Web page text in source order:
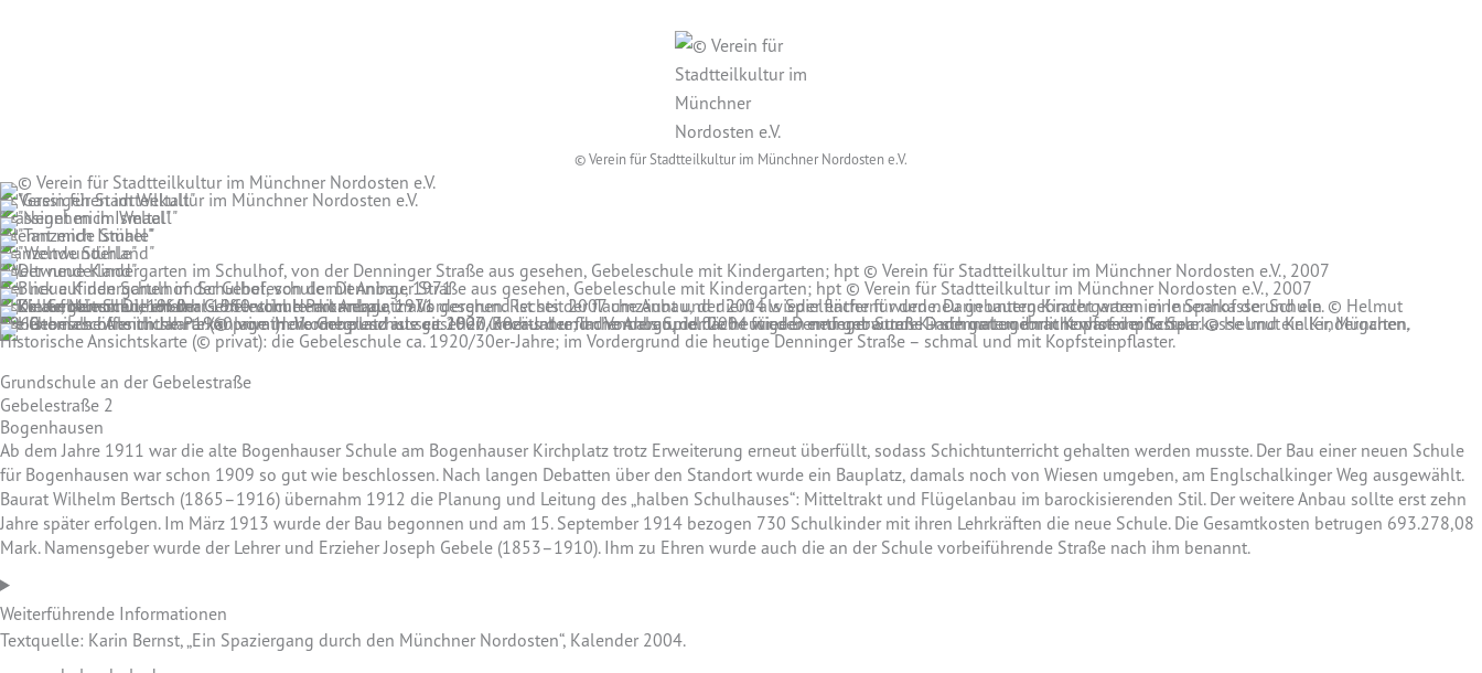
© Verein für Stadtteilkultur im Münchner Nordosten e.V.
© Verein für Stadtteilkultur im Münchner Nordosten e.V.
"Gassigehen im Weltall"
"Nennt mich Ismael"
"Tanzende Stühle"
"Weltwunderland"
Der neue Kindergarten im Schulhof, von der Denninger Straße aus gesehen, Gebeleschule mit Kindergarten; hpt © Verein für Stadtteilkultur im Münchner Nordosten e.V., 2007
Blick auf den Schulhof der Gebeleschule mit Anbau, 1971
Die Gebeleschule im Jahr 1960 vom Herkomerplatz aus gesehen. Rechts der flache Anbau, der 2004 wieder entfernt wurde. Darin untergebracht waren eine Sparkasse und ein Kindergarten. Die ehemals öffentliche Parkanlage im Vordergrund ist seit 2007 umzäunt und dient als Spielfläche für den neu gebauten Kindergarten im Innenhof der Schule. © Helmut Keller, München, 1960
Historische Ansichtskarte (© privat): die Gebeleschule ca. 1920/30er-Jahre; im Vordergrund die heutige Denninger Straße – schmal und mit Kopfsteinpflaster.
Grundschule an der Gebelestraße
Gebelestraße 2
Bogenhausen
Ab dem Jahre 1911 war die alte Bogenhauser Schule am Bogenhauser Kirchplatz trotz Erweiterung erneut überfüllt, sodass Schichtunterricht gehalten werden musste. Der Bau einer neuen Schule
für Bogenhausen war schon 1909 so gut wie beschlossen. Nach langen Debatten über den Standort wurde ein Bauplatz, damals noch von Wiesen umgeben, am Englschalkinger Weg ausgewählt.
Baurat Wilhelm Bertsch (1865–1916) übernahm 1912 die Planung und Leitung des „halben Schulhauses“: Mitteltrakt und Flügelanbau im barockisierenden Stil. Der weitere Anbau sollte erst zehn
Jahre später erfolgen. Im März 1913 wurde der Bau begonnen und am 15. September 1914 bezogen 730 Schulkinder mit ihren Lehrkräften die neue Schule. Die Gesamtkosten betrugen 693.278,08
Mark. Namensgeber wurde der Lehrer und Erzieher Joseph Gebele (1853–1910). Ihm zu Ehren wurde auch die an der Schule vorbeiführende Straße nach ihm benannt.
Weiterführende Informationen
Textquelle: Karin Bernst, „Ein Spaziergang durch den Münchner Nordosten“, Kalender 2004.